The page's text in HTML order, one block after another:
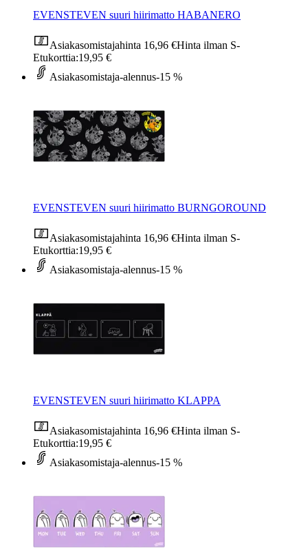
EVENSTEVEN suuri hiirimatto HABANERO
Asiakasomistajahinta 16,96 €Hinta ilman S-
Etukorttia:19,95 €
Asiakasomistaja-alennus-15 %
EVENSTEVEN suuri hiirimatto BURNGOROUND
Asiakasomistajahinta 16,96 €Hinta ilman S-
Etukorttia:19,95 €
Asiakasomistaja-alennus-15 %
EVENSTEVEN suuri hiirimatto KLAPPA
Asiakasomistajahinta 16,96 €Hinta ilman S-
Etukorttia:19,95 €
Asiakasomistaja-alennus-15 %